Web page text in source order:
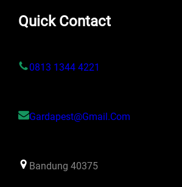
Quick Contact
0813 1344 4221
Gardapest@gmail.com
Bandung 40375